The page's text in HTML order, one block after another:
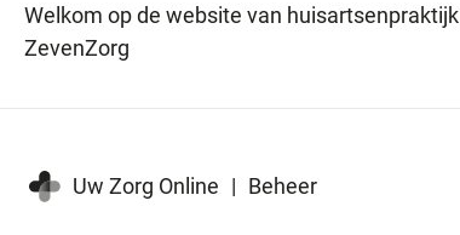
Welkom op de website van huisartsenpraktijk
ZevenZorg
Uw Zorg Online | Beheer